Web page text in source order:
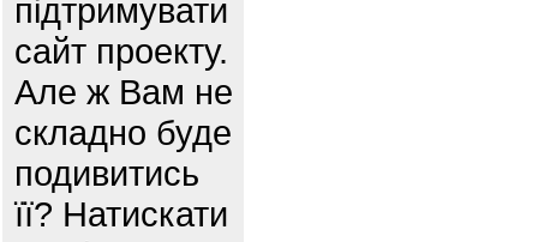
підтримувати
сайт проекту.
Але ж Вам не
складно буде
подивитись
її? Натискати